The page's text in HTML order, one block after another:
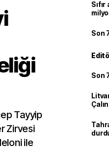
Tayyip
Zirvesi
ile
Son
Son